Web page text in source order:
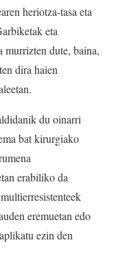
heriotza-tasa eta
eta
murrizten dute, baina,
dira haien
du oinarri
bat kirurgiako
erabiliko da
eremuetan edo
ezin den